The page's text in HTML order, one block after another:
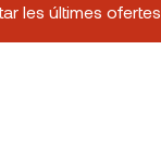
les últimes ofertes